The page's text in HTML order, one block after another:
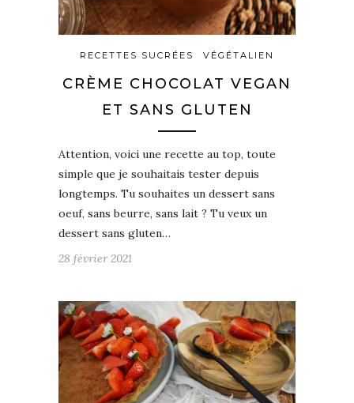
RECETTES SUCRÉES VÉGÉTALIEN
CRÈME CHOCOLAT VEGAN
ET SANS GLUTEN
Attention, voici une recette au top, toute
simple que je souhaitais tester depuis
longtemps. Tu souhaites un dessert sans
oeuf, sans beurre, sans lait ? Tu veux un
dessert sans gluten…
28 février 2021